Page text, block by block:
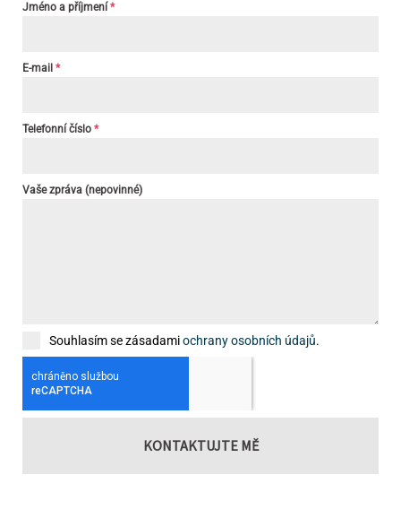
Jméno a příjmení *
E-mail *
Telefonní číslo *
Vaše zpráva (nepovinné)
Souhlasím se zásadamiochrany osobních údajů.
KONTAKTUJTE MĚ